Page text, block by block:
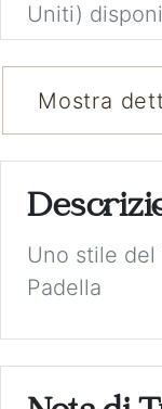
Uniti)
Mostra
Uno stile del
Padella